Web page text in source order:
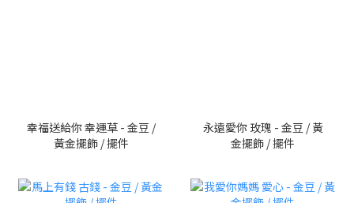
幸福送給你 幸運草 - 金豆 /
黃金擺飾 / 擺件
永遠愛你 玫瑰 - 金豆 / 黃
金擺飾 / 擺件